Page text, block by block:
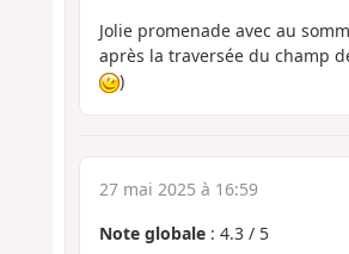
Jolie promenade avec au
après la traversée du champ
)
27 mai 2025 à 16:59
Note globale: 4.3/ 5